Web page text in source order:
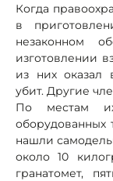
Когда
в
незаконном
изготовлении
из них оказал
убит. Другие
По местам
оборудованных
нашли
около 10
гранатомет,